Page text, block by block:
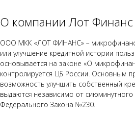
О компании Лот
ООО МКК «ЛОТ ФИНАНС» –
или улучшение кредитной истории
основывается на законе «О
контролируется ЦБ России. Основным
возможность улучшить собственный
выдаются независимо от
Федерального Закона №230.